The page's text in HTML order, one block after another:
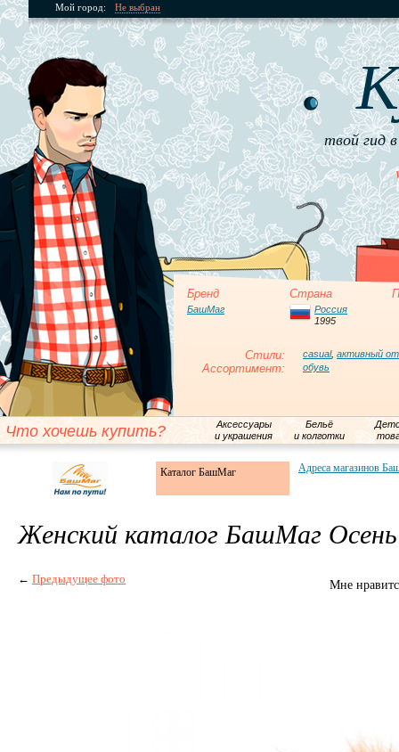
Мой город: Не выбран
твой гид
Бренд Страна
БашМаг
Россия
1995
Стили: casual, активный
Ассортимент: обувь
Что хочешь купить?
Аксессуары
и украшения
Бельё
и колготки
Каталог БашМаг Адреса магазинов
Женский каталог БашМаг
← Предыдущее фото Мне